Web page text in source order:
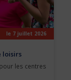
le 7 juillet 2026
loisirs
les centres